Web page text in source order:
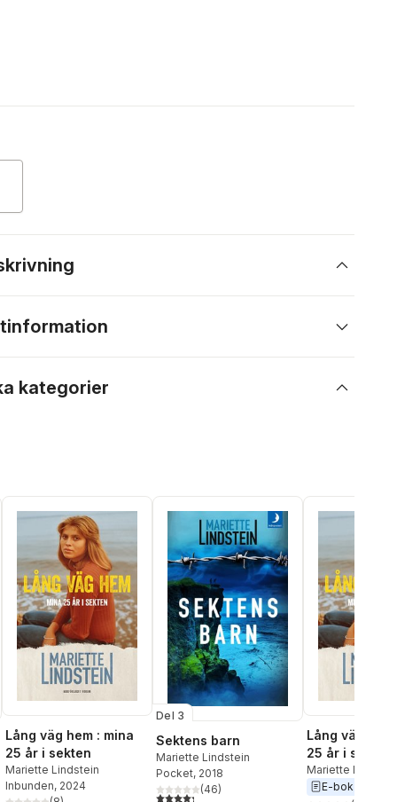
kategorier
röster:
Lång väg hem : mina
25 år i sekten
Mariette Lindstein
Inbunden, 2024
Del 3
Sektens barn
Mariette Lindstein
Pocket, 2018
4,3utav 5 stjärnor. Totalt antal röster:
(46)
Lång väg
25 år i sekten
Mariette
E-bok